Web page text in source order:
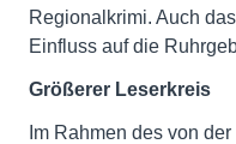
Regionalkrimi. Auch
Einfluss auf die
Größerer Leserkreis
Im Rahmen des von